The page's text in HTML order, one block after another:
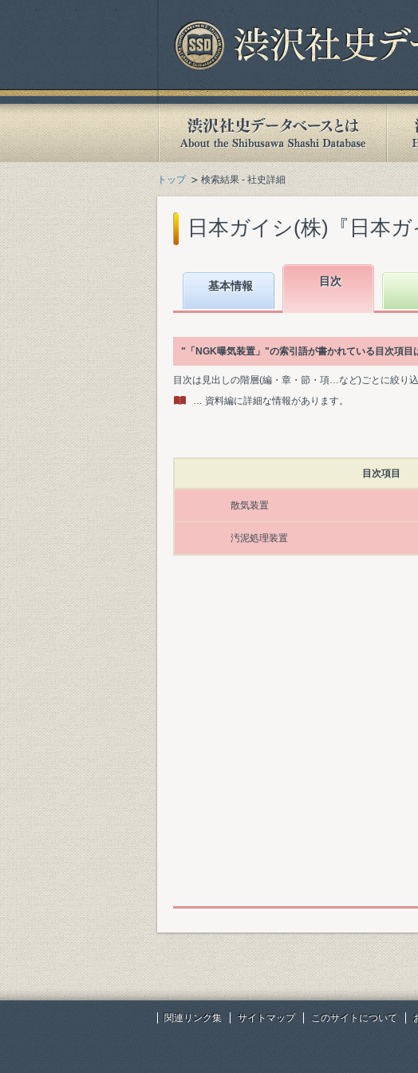
トップ 検索結果 - 社史詳細
日本ガイシ(株)『日本
基本情報 目次
"「NGK曝気装置」"の索引語が書かれている目次項目
目次は見出しの階層(編・章・節・項…など)ごとに絞り
… 資料編に詳細な情報があります。
目次項目
散気装置
汚泥処理装置
関連リンク集 サイトマップ このサイトについて